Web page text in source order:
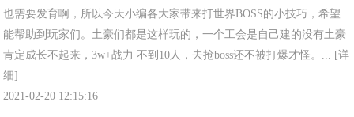
也需要发育啊，所以今天小编各大家带来打世界BOSS的小技巧，希望
能帮助到玩家们。土豪们都是这样玩的，一个工会是自己建的没有土豪
肯定成长不起来，3w+战力 不到10人，去抢boss还不被打爆才怪。... [详
细]
2021-02-20 12:15:16